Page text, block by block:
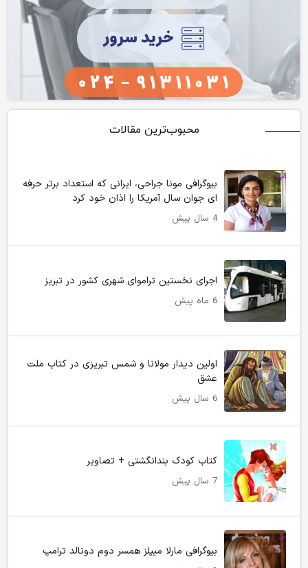
محبوب‌ترین مقالات
بیوگرافی مونا جراحی، ایرانی که استعداد برتر حرفه
ای جوان سال آمریکا را اذان خود کرد
4 سال پیش
اجرای نخستین تراموای شهری کشور در تبریز
6 ماه پیش
اولین دیدار مولانا و شمس تبریزی در کتاب ملت
عشق
6 سال پیش
کتاب کودک بندانگشتی + تصاویر
7 سال پیش
بیوگرافی مارلا میپلز همسر دوم دونالد ترامپ